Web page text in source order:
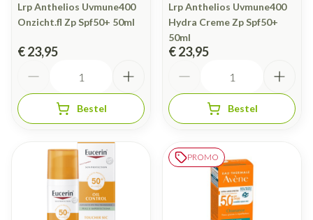
Lrp Anthelios Uvmune400
Onzicht.fl Zp Spf50+ 50ml
€ 23,95
Bestel
Lrp Anthelios Uvmune400
Hydra Creme Zp Spf50+
50ml
€ 23,95
Bestel
PROMO